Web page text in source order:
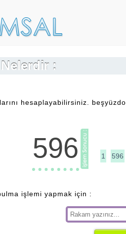
:
hesaplayabilirsiniz.
596 1 596
işlemi yapmak için :